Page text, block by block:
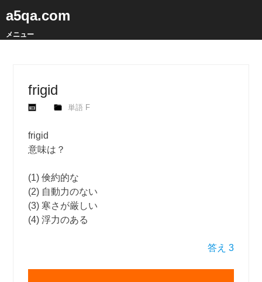
a5qa.com
メニュー
frigid
単語 F
frigid
意味は？
(1) 倹約的な
(2) 自動力のない
(3) 寒さが厳しい
(4) 浮力のある
答え 3